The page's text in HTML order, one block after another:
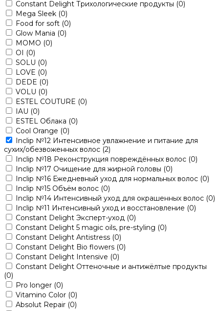
Constant Delight Трихологические продукты (0)
Mega Sleek (0)
Food for soft (0)
Glow Mania (0)
MOMO (0)
OI (0)
SOLU (0)
LOVE (0)
DEDE (0)
VOLU (0)
ESTEL COUTURE (0)
IAU (0)
ESTEL Облака (0)
Cool Orange (0)
Inclip №12 Интенсивное увлажнение и питание для
сухих/обезвоженных волос (2)
Inclip №18 Реконструкция повреждённых волос (0)
Inclip №17 Очищение для жирной головы (0)
Inclip №16 Ежедневный уход для нормальных волос (0)
Inclip №15 Объём волос (0)
Inclip №14 Интенсивный уход для окрашенных волос (0)
Inclip №11 Интенсивный уход и восстановление (0)
Constant Delight Эксперт-уход (0)
Constant Delight 5 magic oils, pre-styling (0)
Constant Delight Antistress (0)
Constant Delight Bio flowers (0)
Constant Delight Intensive (0)
Constant Delight Оттеночные и антижёлтые продукты
(0)
Pro longer (0)
Vitamino Color (0)
Absolut Repair (0)